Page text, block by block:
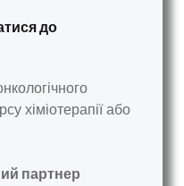
до
хіміотерапії або
партнер